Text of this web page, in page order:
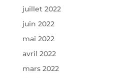
juillet 2022
juin 2022
mai 2022
avril 2022
mars 2022